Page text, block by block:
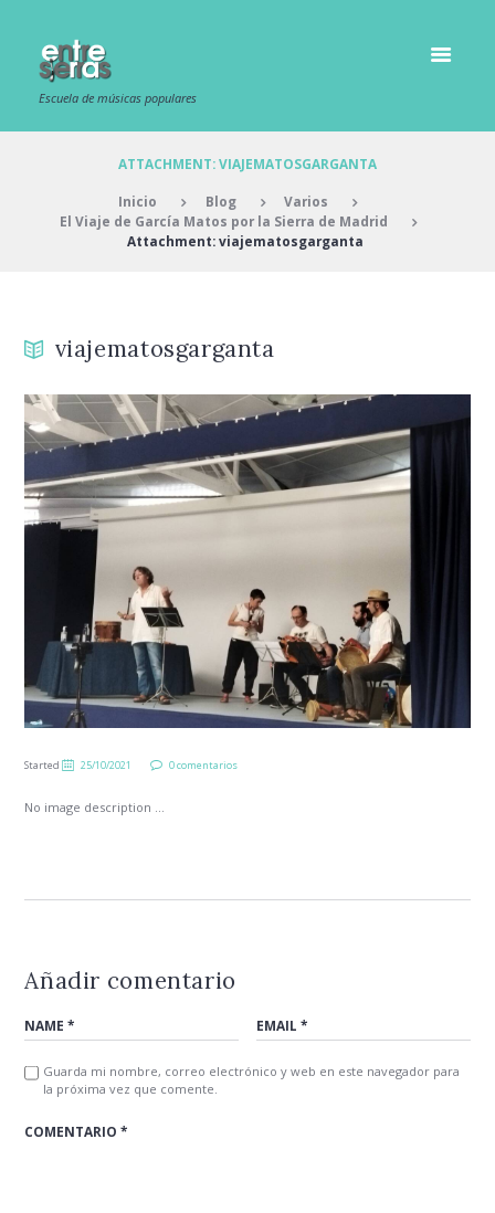
Escuela de músicas populares
ATTACHMENT: VIAJEMATOSGARGANTA
Inicio Blog
Varios
El Viaje de García Matos por la Sierra de Madrid
Attachment: viajematosgarganta
viajematosgarganta
Started 25/10/2021 0 comentarios
No image description ...
Añadir comentario
Guarda mi nombre, correo electrónico y web en este navegador para
la próxima vez que comente.